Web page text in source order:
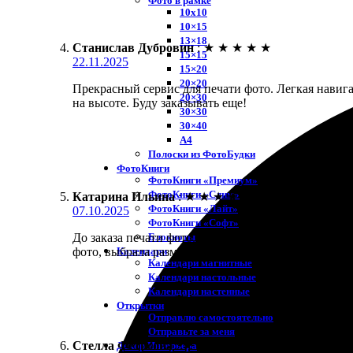
10х10
10×15
13×18
15×15
15×20
20×20
20×30
30×30
30×40
A4
Полоски из ФотоБудки
ФотоКниги
ФотоКниги «Премиум»
ФотоКниги «Слим»
ФотоКниги «Лайт»
ФотоКниги «Софт»
Блокноты
Календари
Календари магнитные
Календари настольные
Календари настенные
Открытки
Отправлю самостоятельно
Отправьте за меня
Декор Интерьера
Станислав Дубровин : ★ ★ ★ ★ ★
22.11.2025
Прекрасный сервис для печати фото. Легкая
на высоте. Буду заказывать еще!
Катарина Ильина : ★ ★ ★ ★
07.10.2025
До заказа печати фото, я немного волновалась,
фото, выбрала размер и оформила оплату.
Стелла Фетисова : ★ ★